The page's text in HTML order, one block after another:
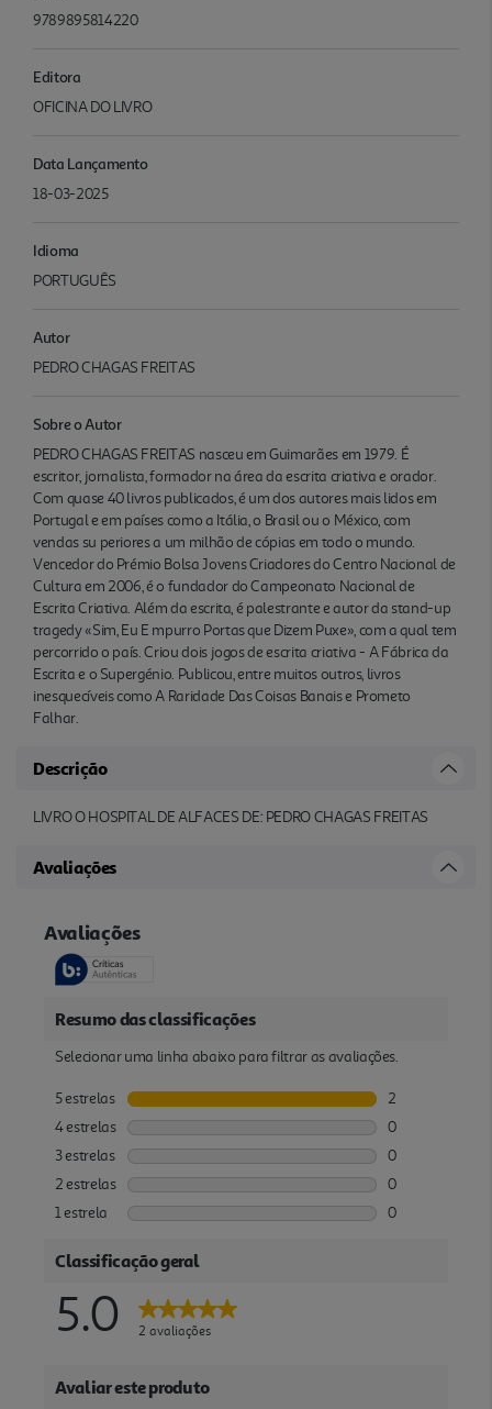
9789895814220
Editora
OFICINA DO LIVRO
Data Lançamento
18-03-2025
Idioma
PORTUGUÊS
Autor
PEDRO CHAGAS FREITAS
Sobre o Autor
PEDRO CHAGAS FREITAS nasceu em Guimarães em 1979. É
escritor, jornalista, formador na área da escrita criativa e orador.
Com quase 40 livros publicados, é um dos autores mais lidos em
Portugal e em países como a Itália, o Brasil ou o México, com
vendas su periores a um milhão de cópias em todo o mundo.
Vencedor do Prémio Bolsa Jovens Criadores do Centro Nacional de
Cultura em 2006, é o fundador do Campeonato Nacional de
Escrita Criativa. Além da escrita, é palestrante e autor da stand-up
tragedy «Sim, Eu E mpurro Portas que Dizem Puxe», com a qual tem
percorrido o país. Criou dois jogos de escrita criativa - A Fábrica da
Escrita e o Supergénio. Publicou, entre muitos outros, livros
inesquecíveis como A Raridade Das Coisas Banais e Prometo
Falhar.
Descrição
LIVRO O HOSPITAL DE ALFACES DE: PEDRO CHAGAS FREITAS
Avaliações